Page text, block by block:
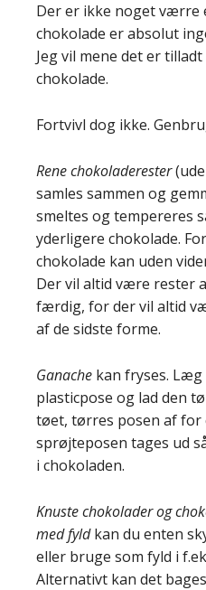
Der er ikke noget værre
chokolade er absolut
Jeg vil mene det er
chokolade.
Fortvivl dog ikke.
Rene chokoladerester
samles sammen og
smeltes og tempereres
yderligere chokolade.
chokolade kan uden
Der vil altid være rester
færdig, for der vil altid
af de sidste forme.
Ganache kan fryses.
plasticpose og lad den
tøet, tørres posen af for
sprøjteposen tages ud
i chokoladen.
Knuste chokolader og
med fyldkan du enten
eller bruge som fyld i
Alternativt kan det